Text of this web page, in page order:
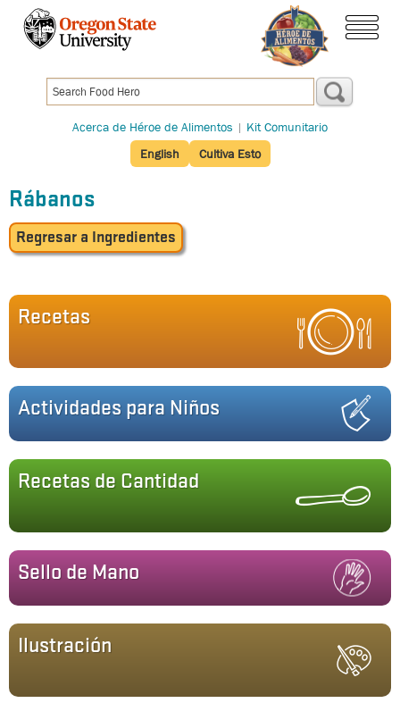
Pasar
principal
Acerca de Héroe de Alimentos | Kit Comunitario
English
Cultiva Esto
Rábanos
Regresar a Ingredientes
Recetas
Actividades para Niños
Recetas de Cantidad
Sello de Mano
Ilustración